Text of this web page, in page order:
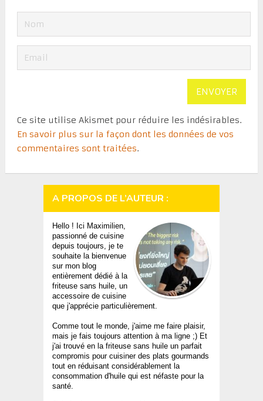
Ce site utilise Akismet pour réduire les indésirables.
En savoir plus sur la façon dont les données de vos
commentaires sont traitées.
A PROPOS DE L’AUTEUR :
Hello ! Ici Maximilien,
passionné de cuisine
depuis toujours, je te
souhaite la bienvenue
sur mon blog
entièrement dédié à la
friteuse sans huile, un
accessoire de cuisine
que j'apprécie particulièrement.
Comme tout le monde, j'aime me faire plaisir,
mais je fais toujours attention à ma ligne ;) Et
j'ai trouvé en la friteuse sans huile un parfait
compromis pour cuisiner des plats gourmands
tout en réduisant considérablement la
consommation d'huile qui est néfaste pour la
santé.